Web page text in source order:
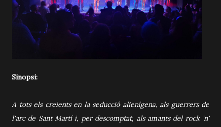
Sinopsi:
A tots els creients en la seducció alienígena, als guerrers de
l'arc de Sant Martí i, per descomptat, als amants del rock 'n'